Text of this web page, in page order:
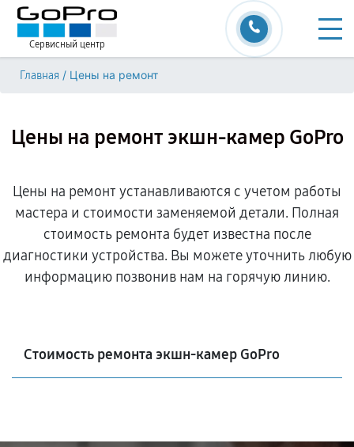
Сервисный центр
Главная / Цены на ремонт
Цены на ремонт экшн-камер GoPro
Цены на ремонт устанавливаются с учетом работы
мастера и стоимости заменяемой детали. Полная
стоимость ремонта будет известна после
диагностики устройства. Вы можете уточнить любую
информацию позвонив нам на горячую линию.
Стоимость ремонта экшн-камер GoPro